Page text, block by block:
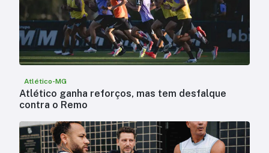
Atlético-MG
Atlético ganha reforços, mas tem desfalque
contra o Remo